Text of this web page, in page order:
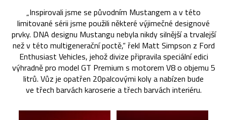
„Inspirovali jsme se původním Mustangem a v této
limitované sérii jsme použili některé výjimečné designové
prvky. DNA designu Mustangu nebyla nikdy silnější a trvalejší
než v této multigenerační poctě,“ řekl Matt Simpson z Ford
Enthusiast Vehicles, jehož divize připravila speciální edici
výhradně pro model GT Premium s motorem V8 o objemu 5
litrů. Vůz je opatřen 20palcovými koly a nabízen bude
ve třech barvách karoserie a třech barvách interiéru.